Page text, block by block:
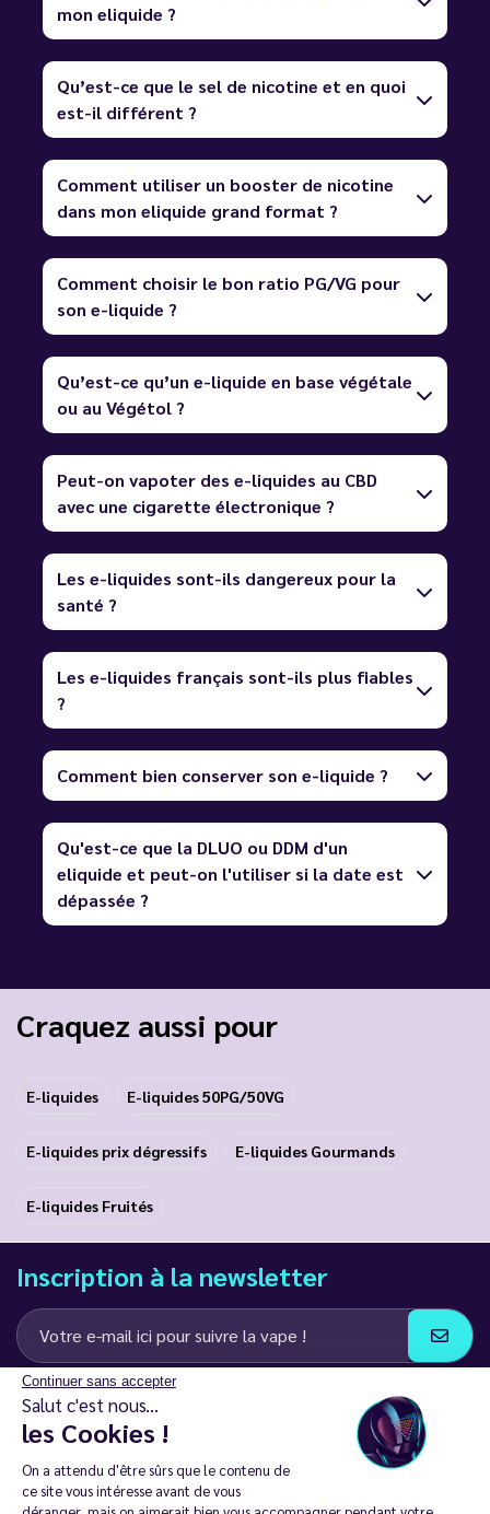
Continuer sans accepter
Salut c'est nous...
les Cookies !
On a attendu d'être sûrs que le contenu de
ce site vous intéresse avant de vous
mon eliquide ?
Qu’est-ce que le sel de nicotine et en quoi
est-il différent ?
Comment utiliser un booster de nicotine
dans mon eliquide grand format ?
Comment choisir le bon ratio PG/VG pour
son e-liquide ?
Qu’est-ce qu’un e-liquide en base végétale
ou au Végétol ?
Peut-on vapoter des e-liquides au CBD
avec une cigarette électronique ?
Les e-liquides sont-ils dangereux pour la
santé ?
Les e-liquides français sont-ils plus fiables
?
Comment bien conserver son e-liquide ?
Qu'est-ce que la DLUO ou DDM d'un
eliquide et peut-on l'utiliser si la date est
dépassée ?
Craquez aussi pour
E-liquides E-liquides 50PG/50VG
E-liquides prix dégressifs E-liquides Gourmands
E-liquides Fruités
Inscription à la newsletter
J’accepte de recevoir des communications e-mail et SMS de la part de
LD Groupe
Restez en contact